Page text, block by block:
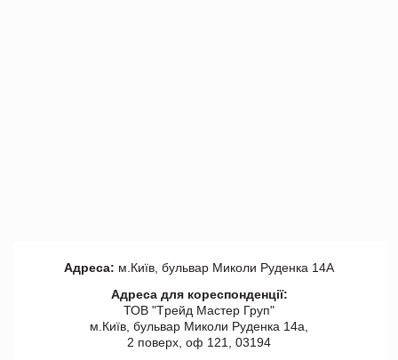
Адреса: м.Київ, бульвар Миколи Руденка 14А
Адреса для кореспонденції:
ТОВ "Tрейд Мастер Груп"
м.Київ, бульвар Миколи Руденка 14а,
2 поверх, оф 121, 03194